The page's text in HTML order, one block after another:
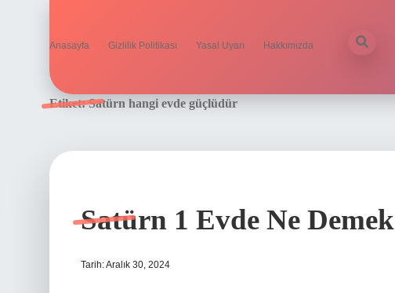
Anasayfa Gizlilik Politikası Yasal Uyarı Hakkımızda
Etiket:Satürn hangi evde güçlüdür
Satürn 1 Evde Ne Demek
Tarih: Aralık 30, 2024